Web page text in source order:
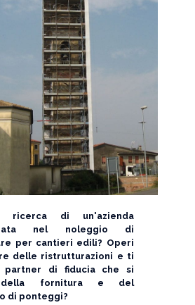
ricerca di un'azienda
nel noleggio di
per cantieri edili? Operi
delle ristrutturazioni e ti
partner di fiducia che si
della fornitura e del
di ponteggi?